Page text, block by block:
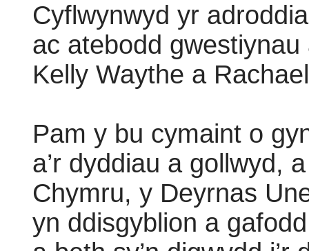
Cyflwynwyd yr
ac atebodd
Kelly Waythe a
Pam y bu cymaint o
a’r dyddiau a gollwyd,
Chymru, y Deyrnas
yn ddisgyblion a